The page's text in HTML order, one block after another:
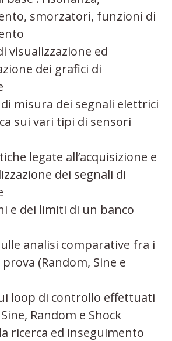
smorzatori, funzioni di
visualizzazione ed
dei grafici di
di misura dei segnali elettrici
sui vari tipi di sensori
legate all’acquisizione e
dei segnali di
e dei limiti di un banco
analisi comparative fra i
(Random, Sine e
loop di controllo effettuati
Random e Shock
ricerca ed inseguimento